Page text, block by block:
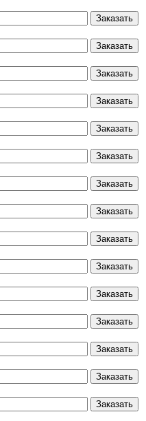
Заказать
Заказать
Заказать
Заказать
Заказать
Заказать
Заказать
Заказать
Заказать
Заказать
Заказать
Заказать
Заказать
Заказать
Заказать